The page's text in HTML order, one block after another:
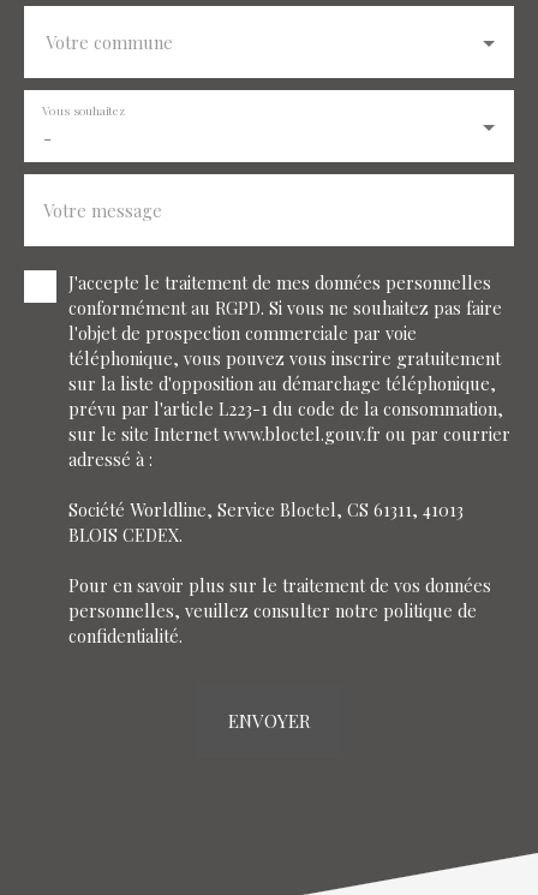
Votre commune
-
Vous souhaitez
Votre message
J'accepte le traitement de mes données personnelles
conformément au RGPD. Si vous ne souhaitez pas faire
l'objet de prospection commerciale par voie
téléphonique, vous pouvez vous inscrire gratuitement
sur la liste d'opposition au démarchage téléphonique,
prévu par l'article L223-1 du code de la consommation,
sur le site Internet www.bloctel.gouv.fr ou par courrier
adressé à :
Société Worldline, Service Bloctel, CS 61311, 41013
BLOIS CEDEX.
Pour en savoir plus sur le traitement de vos données
personnelles, veuillez consulter notre politique de
confidentialité.
ENVOYER